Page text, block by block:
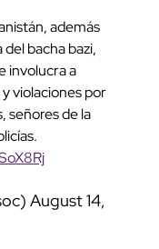
además
bacha bazi,
involucra a
violaciones por
señores de la
August 14,